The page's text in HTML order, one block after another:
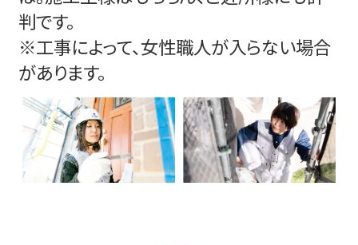
判です。
※工事によって、女性職人が入らない場合
があります。